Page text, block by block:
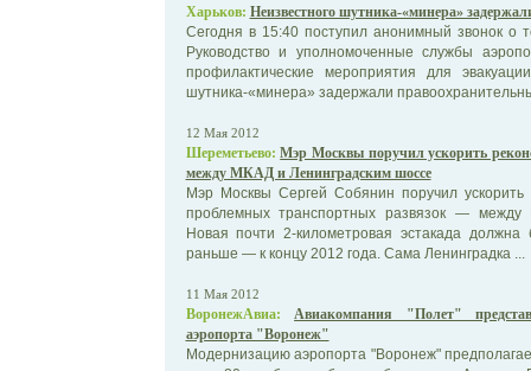
Харьков: Неизвестного шутника-«минера»
Сегодня в 15:40 поступил анонимный звонок
Руководство и уполномоченные службы
профилактические мероприятия для
шутника-«минера» задержали
12 Мая 2012
Шереметьево: Мэр Москвы поручил ускорить
между МКАД и Ленинградским шоссе
Мэр Москвы Сергей Собянин поручил
проблемных транспортных развязок —
Новая почти 2-километровая эстакада
раньше — к концу 2012 года. Сама Ленинградка ...
11 Мая 2012
ВоронежАвиа:
Авиакомпания "Полет"
аэропорта "Воронеж"
Модернизацию аэропорта "Воронеж"